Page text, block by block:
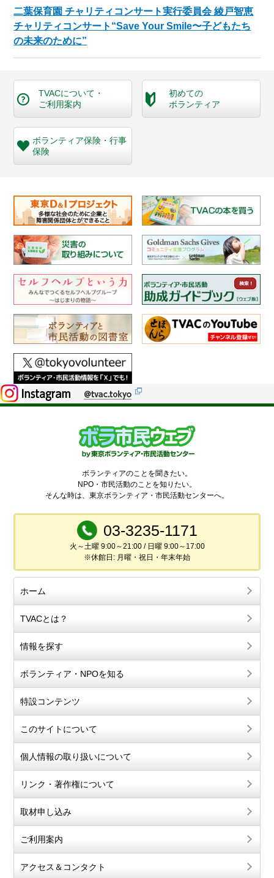
二葉保育園 チャリティコンサート実行委員会 綾戸智恵
チャリティコンサート“Save Your Smile〜子どもたち
の未来のために”
TVACについて・
ご利用案内
初めての
ボランティア
ボランティア保険・行事
保険
ボランティアのことを聞きたい。
NPO・市民活動のことを知りたい。
そんな時は、東京ボランティア・市民活動センターへ。
03-3235-1171
火～土曜 9:00～21:00 / 日曜 9:00～17:00
※休館日: 月曜・祝日・年末年始
ホーム
TVACとは？
情報を探す
ボランティア・NPOを知る
特設コンテンツ
このサイトについて
個人情報の取り扱いについて
リンク・著作権について
取材申し込み
ご利用案内
アクセス＆コンタクト